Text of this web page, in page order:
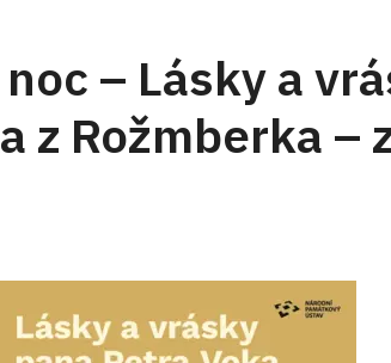
– Lásky a
z Rožmberka –